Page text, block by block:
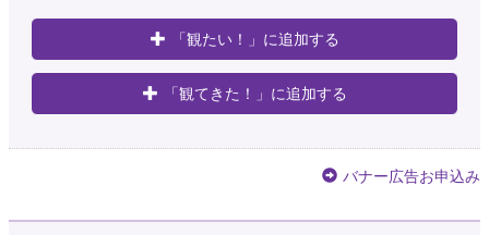
「観たい！」に追加する
「観てきた！」に追加する
バナー広告お申込み